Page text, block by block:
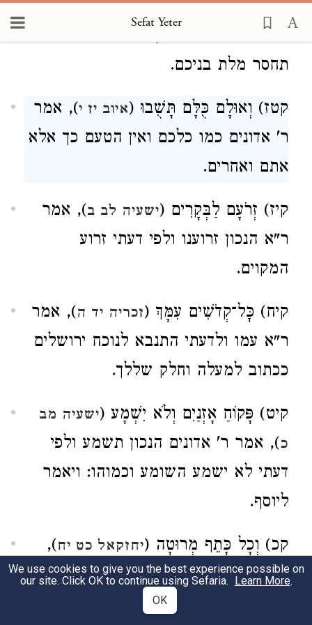
Sefat Yeter
קטו) כִּי יֵבֹשׁוּ מֵאֵילִים (ישעיה א כט),
אמר ר' אדונים הנכון תבושו ולדעתי
תחסר מלת בניכם.
קטז) וְאוּלָם כֻּלָּם תָּשֻׁבוּ (איוב יז י), אמר
ר' אדונים כמו כלכם ואין הטעם כך אלא
אתם ואחרים.
קיז) זְרֹעָם לַבְּקָרִים (ישעיה לב ב), אמר
ר"א הנכון זרוענו ולפי דעתי זרוע
המקוים.
קיח) כׇּל־קְדֹשִׁים עִמָּךְ (זכריה יד ה), אמר
ר"א עמו ולדעתי התנבא לנוכח ירושלים
ככתוב למעלה וחלק שללך.
קיט) פָּקוֹחַ אָזְנַיִם וְלֹא יִשְׁמָע (ישעיה מב
כ), אמר ר' אדונים הנכון תשמע ולפי
דעתי לא ישמע השומע וכמוהו: ויאמר
ליוסף.
קכ) וְכָל כָּתֵף מְרוּטָה (יחזקאל כט יח),
אמר ר' אדונים כמו כנף, וזאת טעות
גדולה, גם טעה בפי' כתפות חוברות
We use cookies to give you the best experience possible on
our site. Click OK to continue using Sefaria. Learn More.
OK